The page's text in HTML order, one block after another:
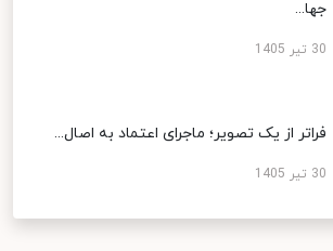
جها...
30 تیر 1405
فراتر از یک تصویر؛ ماجرای اعتماد به اصال...
30 تیر 1405